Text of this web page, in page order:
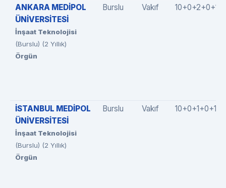
ANKARA MEDİPOL
ÜNİVERSİTESİ
İnşaat Teknolojisi
(Burslu) (2 Yıllık)
Örgün
Burslu Vakıf 10+0+2+0+1
İSTANBUL MEDİPOL
ÜNİVERSİTESİ
İnşaat Teknolojisi
(Burslu) (2 Yıllık)
Örgün
Burslu Vakıf 10+0+1+0+1